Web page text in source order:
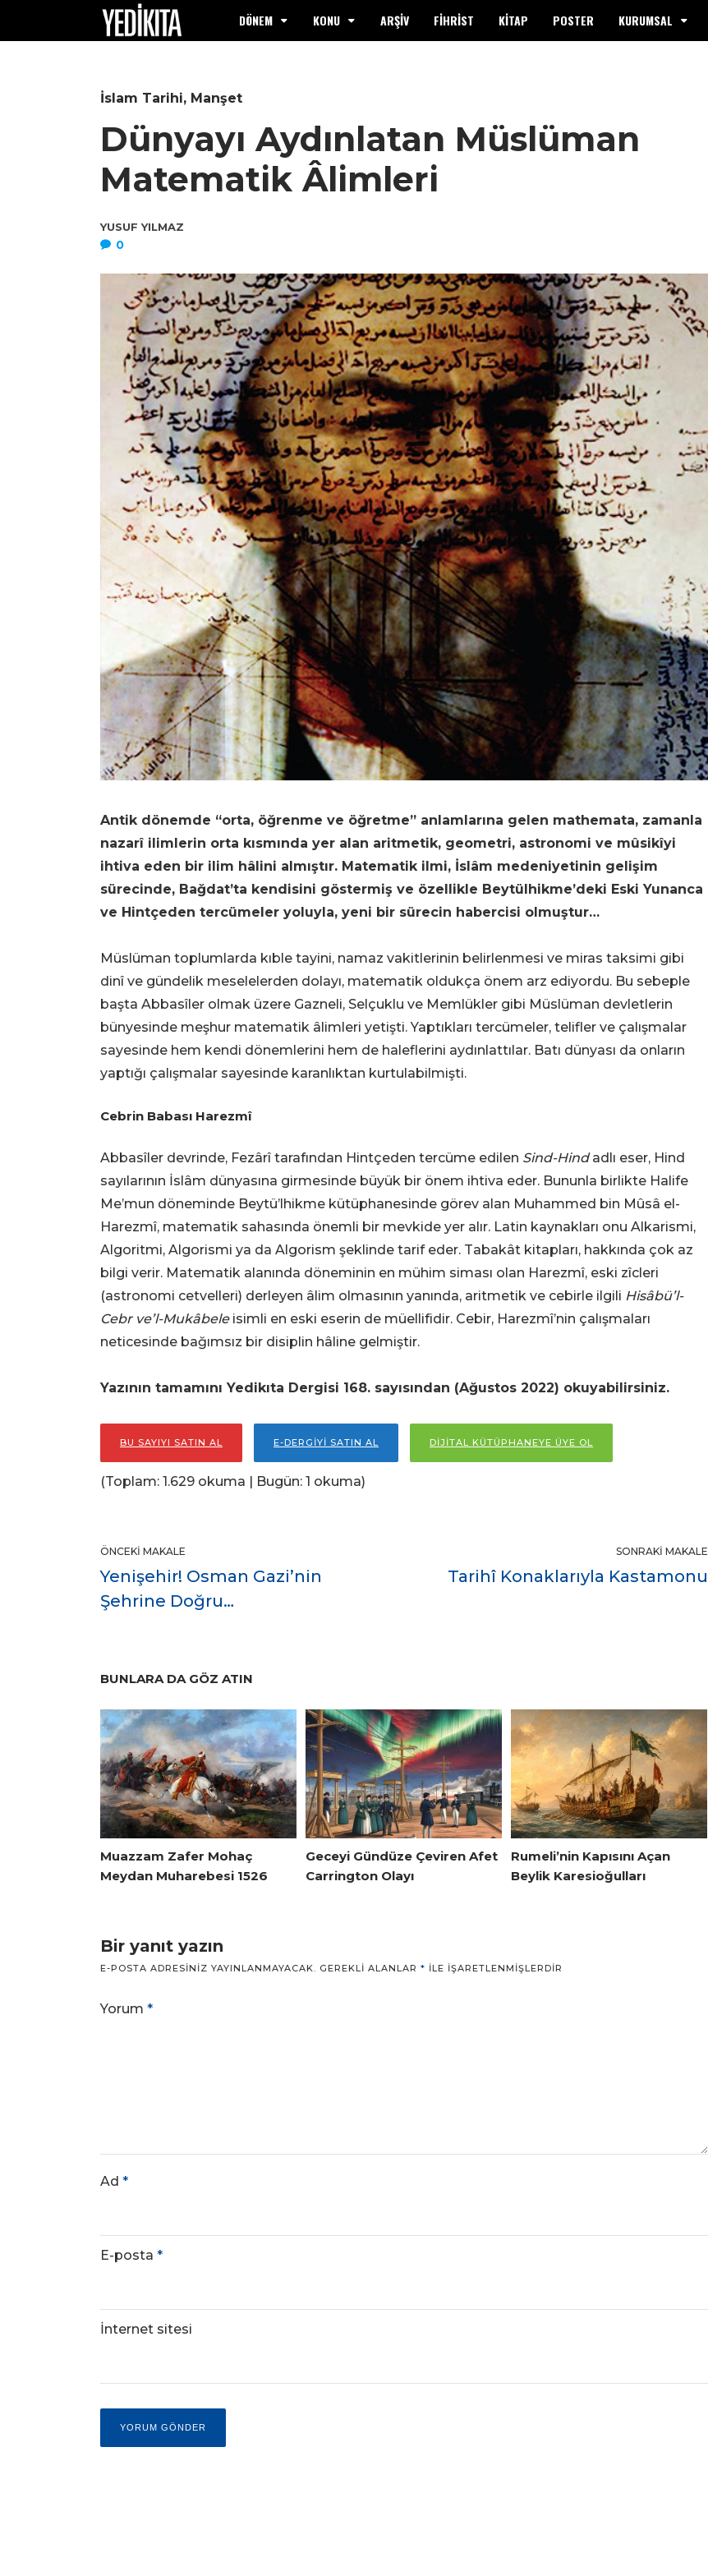
DÖNEM KONU ARŞİV FİHRİST KİTAP POSTER KURUMSAL
İslam Tarihi, Manşet
Dünyayı Aydınlatan Müslüman
Matematik Âlimleri
YUSUF YILMAZ
0
Antik dönemde “orta, öğrenme ve öğretme” anlamlarına gelen mathemata, zamanla
nazarî ilimlerin orta kısmında yer alan aritmetik, geometri, astronomi ve mûsikîyi
ihtiva eden bir ilim hâlini almıştır. Matematik ilmi, İslâm medeniyetinin gelişim
sürecinde, Bağdat’ta kendisini göstermiş ve özellikle Beytülhikme’deki Eski Yunanca
ve Hintçeden tercümeler yoluyla, yeni bir sürecin habercisi olmuştur…
Müslüman toplumlarda kıble tayini, namaz vakitlerinin belirlenmesi ve miras taksimi gibi
dinî ve gündelik meselelerden dolayı, matematik oldukça önem arz ediyordu. Bu sebeple
başta Abbasîler olmak üzere Gazneli, Selçuklu ve Memlükler gibi Müslüman devletlerin
bünyesinde meşhur matematik âlimleri yetişti. Yaptıkları tercümeler, telifler ve çalışmalar
sayesinde hem kendi dönemlerini hem de haleflerini aydınlattılar. Batı dünyası da onların
yaptığı çalışmalar sayesinde karanlıktan kurtulabilmişti.
Cebrin Babası Harezmî
Abbasîler devrinde, Fezârî tarafından Hintçeden tercüme edilen Sind-Hindadlı eser, Hind
sayılarının İslâm dünyasına girmesinde büyük bir önem ihtiva eder. Bununla birlikte Halife
Me’mun döneminde Beytü’lhikme kütüphanesinde görev alan Muhammed bin Mûsâ el-
Harezmî, matematik sahasında önemli bir mevkide yer alır. Latin kaynakları onu Alkarismi,
Algoritmi, Algorismi ya da Algorism şeklinde tarif eder. Tabakât kitapları, hakkında çok az
bilgi verir. Matematik alanında döneminin en mühim siması olan Harezmî, eski zîcleri
(astronomi cetvelleri) derleyen âlim olmasının yanında, aritmetik ve cebirle ilgili Hisâbü’l-
Cebr ve’l-Mukâbeleisimli en eski eserin de müellifidir. Cebir, Harezmî’nin çalışmaları
neticesinde bağımsız bir disiplin hâline gelmiştir.
Yazının tamamını Yedikıta Dergisi 168. sayısından (Ağustos 2022) okuyabilirsiniz.
BU SAYIYI SATIN AL E-DERGİYİ SATIN AL DİJİTAL KÜTÜPHANEYE ÜYE OL
(Toplam: 1.629 okuma | Bugün: 1 okuma)
ÖNCEKI MAKALE
Yenişehir! Osman Gazi’nin
Şehrine Doğru…
SONRAKI MAKALE
Tarihî Konaklarıyla Kastamonu
BUNLARA DA GÖZ ATIN
Muazzam Zafer Mohaç
Meydan Muharebesi 1526
Geceyi Gündüze Çeviren Afet
Carrington Olayı
Rumeli’nin Kapısını Açan
Beylik Karesioğulları
Bir yanıt yazın
E-POSTA ADRESINIZ YAYINLANMAYACAK. GEREKLI ALANLAR * ILE IŞARETLENMIŞLERDIR
Yorum *
Ad *
E-posta *
İnternet sitesi